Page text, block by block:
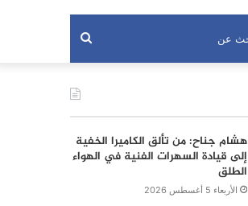
بحث
عن
هشام جناح: من تألق الكاميرا الخفية
إلى قيادة السهرات الفنية في الهواء
الطلق
الأربعاء 5 أغسطس 2026